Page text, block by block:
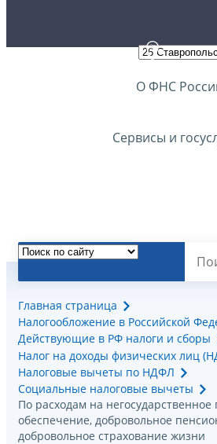
О ФНС
Сервисы и
Главная страница
Налогообложение в Российской
Действующие в РФ налоги и сборы
Налог на доходы физических лиц
Налоговые вычеты по НДФЛ
Социальные налоговые вычеты
По расходам на негосударственное
обеспечение, добровольное
добровольное страхование жизни